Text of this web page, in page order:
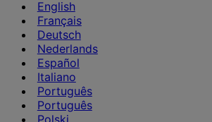
English
Français
Deutsch
Nederlands
Español
Italiano
Português
Português
Polski